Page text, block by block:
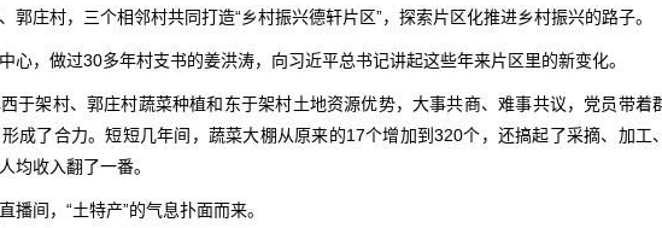
郭庄村，三个相邻村共同打造“乡村振兴德轩片区”，探索片区化推进乡村振兴的路子。
心，做过30多年村支书的姜洪涛，向习近平总书记讲起这些年来片区里的新变化。
于架村、郭庄村蔬菜种植和东于架村土地资源优势，大事共商、难事共议，党员带着
成了合力。短短几年间，蔬菜大棚从原来的17个增加到320个，还搞起了采摘、加工、
均收入翻了一番。
播间，“土特产”的气息扑面而来。